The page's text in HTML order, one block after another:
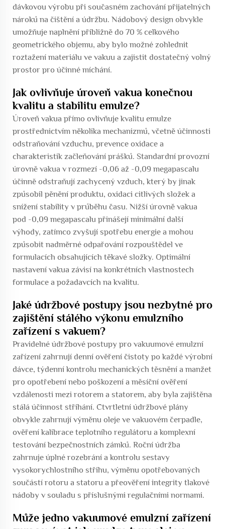
dávkovou výrobu při současném zachování přijatelných
nároků na čištění a údržbu. Nádobový design obvykle
umožňuje naplnění přibližně do 70 % celkového
geometrického objemu, aby bylo možné zohlednit
roztažení materiálu ve vakuu a zajistit dostatečný volný
prostor pro účinné míchání.
Jak ovlivňuje úroveň vakua konečnou
kvalitu a stabilitu emulze?
Úroveň vakua přímo ovlivňuje kvalitu emulze
prostřednictvím několika mechanizmů, včetně účinnosti
odstraňování vzduchu, prevence oxidace a
charakteristik začleňování prášků. Standardní provozní
úrovně vakua v rozmezí -0,06 až -0,09 megapascalu
účinně odstraňují zachycený vzduch, který by jinak
způsobil pěnění produktu, oxidaci citlivých složek a
snížení stability v průběhu času. Nižší úrovně vakua
pod -0,09 megapascalu přinášejí minimální další
výhody, zatímco zvyšují spotřebu energie a mohou
způsobit nadměrné odpařování rozpouštědel ve
formulacích obsahujících těkavé složky. Optimální
nastavení vakua závisí na konkrétních vlastnostech
formulace a požadavcích na kvalitu.
Jaké údržbové postupy jsou nezbytné pro
zajištění stálého výkonu emulzního
zařízení s vakuem?
Pravidelné údržbové postupy pro vakuumové emulzní
zařízení zahrnují denní ověření čistoty po každé výrobní
dávce, týdenní kontrolu mechanických těsnění a manžet
pro opotřebení nebo poškození a měsíční ověření
vzdálenosti mezi rotorem a statorem, aby byla zajištěna
stálá účinnost střihání. Čtvrtletní údržbové plány
obvykle zahrnují výměnu oleje ve vakuovém čerpadle,
ověření kalibrace teplotního regulátoru a komplexní
testování bezpečnostních zámků. Roční údržba
zahrnuje úplné rozebrání a kontrolu sestavy
vysokorychlostního střihu, výměnu opotřebovaných
součástí rotoru a statoru a přeověření integrity tlakové
nádoby v souladu s příslušnými regulačními normami.
Může jedno vakuumové emulzní zařízení